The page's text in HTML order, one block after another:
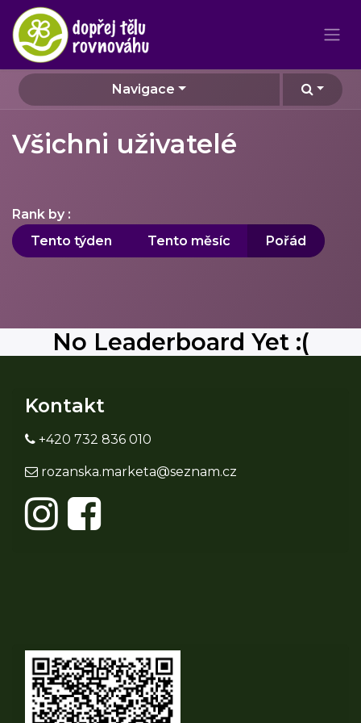
Navigace
Všichni uživatelé
Rank by :
Tento týden
Tento měsíc Pořád
No Leaderboard Yet :(
Kontakt
+420 732 836 010
rozanska.marketa@seznam.cz